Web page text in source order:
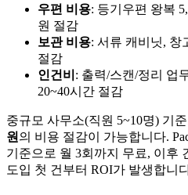
우편 비용: 등기우편 왕복
원 절감
보관 비용: 서류 캐비닛, 창
절감
인건비 : 출력/스캔/정리 업
20~40시간 절감
중규모 사무소(직원 5~10명) 기
원 의 비용 절감이 가능합니다.
기준으로 월 3회까지 무료, 이후
도입 첫 건부터 ROI가 발생합니